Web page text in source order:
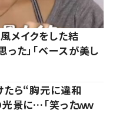
メイクをした結
た」「ベースが美し
たら“胸元に違和
景に…「笑ったｗｗ